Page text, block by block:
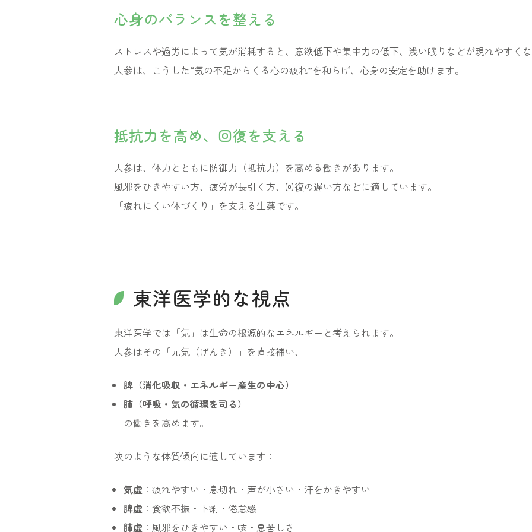
心身のバランスを整える
ストレスや過労によって気が消耗すると、意欲低下や集中力の低下、浅い眠りなどが現れやすく
人参は、こうした“気の不足からくる心の疲れ”を和らげ、心身の安定を助けます。
抵抗力を高め、回復を支える
人参は、体力とともに防御力（抵抗力）を高める働きがあります。
風邪をひきやすい方、疲労が長引く方、回復の遅い方などに適しています。
「疲れにくい体づくり」を支える生薬です。
東洋医学的な視点
東洋医学では「気」は生命の根源的なエネルギーと考えられます。
人参はその「元気（げんき）」を直接補い、
脾（消化吸収・エネルギー産生の中心）
肺（呼吸・気の循環を司る）
の働きを高めます。
次のような体質傾向に適しています：
気虚 ：疲れやすい・息切れ・声が小さい・汗をかきやすい
脾虚 ：食欲不振・下痢・倦怠感
肺虚 ：風邪をひきやすい・咳・息苦しさ